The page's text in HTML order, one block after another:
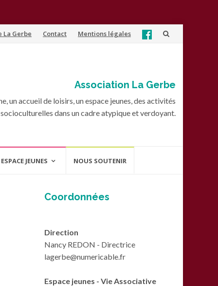
La Gerbe Contact Mentions légales
Association La Gerbe
un accueil de loisirs, un espace jeunes, des activités
socioculturelles dans un cadre atypique et verdoyant.
ESPACE JEUNES NOUS SOUTENIR
Coordonnées
Direction
Nancy REDON - Directrice
lagerbe@numericable.fr
Espace jeunes - Vie Associative